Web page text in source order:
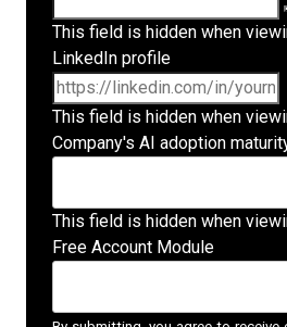
This field is hidden when
LinkedIn profile
This field is hidden when
Company's AI adoption
This field is hidden when
Free Account Module